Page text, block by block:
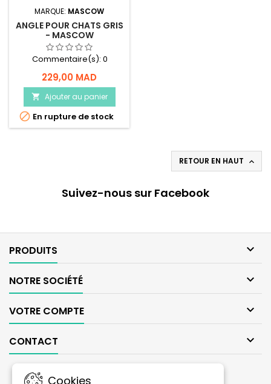
MARQUE: MASCOW
ANGLE POUR CHATS GRIS
- MASCOW
Commentaire(s): 0
229,00 MAD
 Ajouter au panier
 En rupture de stock
RETOUR EN HAUT 
Suivez-nous sur Facebook
PRODUITS 
NOTRE SOCIÉTÉ 
VOTRE COMPTE 
CONTACT 
Cookies